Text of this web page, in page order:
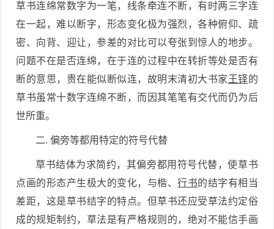
草书连绵常数字为一笔，线条牵连不断，有时两三字连
在一起，难以断字，形态变化极为强烈，各种俯仰、疏
密、向背、迎让，参差的对比可以夸张到惊人的地步。
问题不在是否连绵，在于连的过程中在转折等处是否有
断的意思，贵在能似断似连，故明末清初大书家 王铎的
草书虽常十数字连绵不断，而因其笔笔有交代而仍为后
世所重。
二. 偏旁等都用特定的符号代替
草书结体为求简约，其偏旁都用符号代替，使草书
点画的形态产生极大的变化，与楷、行书的结字有相当
差距，这是草书结字的特点。但草书还应受草法约定俗
成的规矩制约，草法是有严格规则的，绝对不能信手画